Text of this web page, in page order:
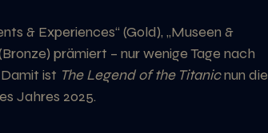
& Experiences“ (Gold), „Museen &
prämiert – nur wenige Tage nach
ist The Legend of the Titanic nun die
Jahres 2025.